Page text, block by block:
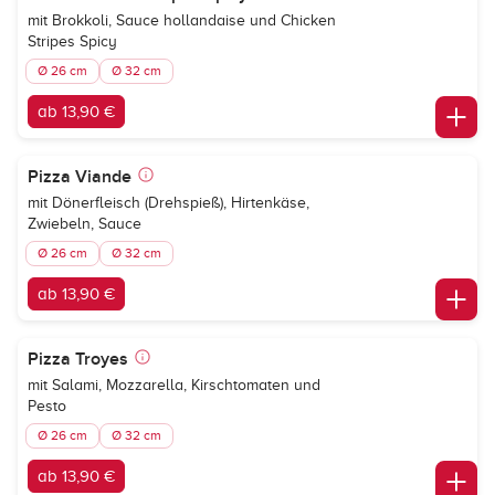
mit Brokkoli, Sauce hollandaise und Chicken
Stripes Spicy
Ø 26 cm Ø 32 cm
ab 13,90 €
Pizza Viande
mit Dönerfleisch (Drehspieß), Hirtenkäse,
Zwiebeln, Sauce
Ø 26 cm Ø 32 cm
ab 13,90 €
Pizza Troyes
mit Salami, Mozzarella, Kirschtomaten und
Pesto
Ø 26 cm Ø 32 cm
ab 13,90 €